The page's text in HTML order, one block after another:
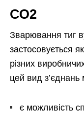
СО2
Зварювання тиг
застосовується
різних
цей вид
є можливість